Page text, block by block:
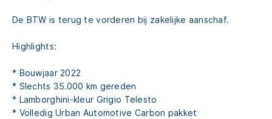
De BTW is terug te vorderen bij zakelijke aanschaf.
Highlights:
* Bouwjaar 2022
* Slechts 35.000 km gereden
* Lamborghini-kleur Grigio Telesto
* Volledig Urban Automotive Carbon pakket